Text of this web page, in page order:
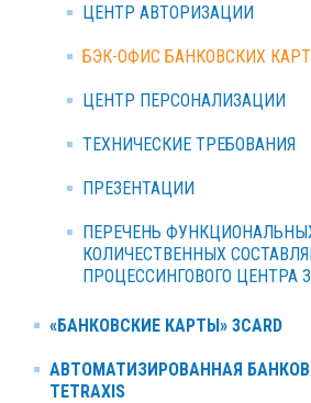
ЦЕНТР АВТОРИЗАЦИИ
БЭК-ОФИС БАНКОВСКИХ КАРТ
ЦЕНТР ПЕРСОНАЛИЗАЦИИ
ТЕХНИЧЕСКИЕ ТРЕБОВАНИЯ
ПРЕЗЕНТАЦИИ
ПЕРЕЧЕНЬ
КОЛИЧЕСТВЕННЫХ
ПРОЦЕССИНГОВОГО ЦЕНТРА
«БАНКОВСКИЕ КАРТЫ» 3CARD
АВТОМАТИЗИРОВАННАЯ
TETRAXIS